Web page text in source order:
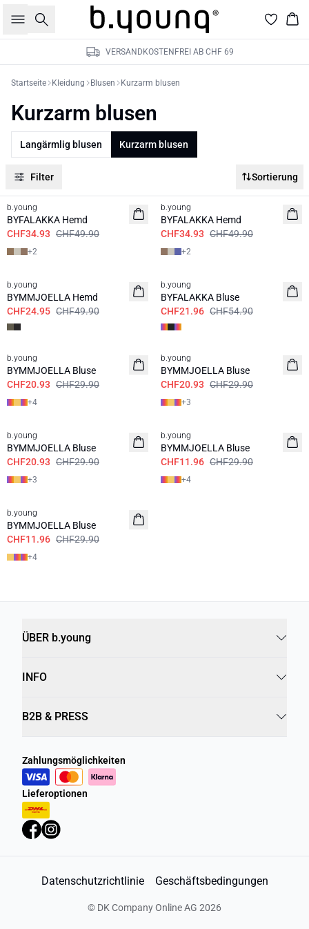
Suche
VERSANDKOSTENFREI AB CHF 69
Startseite Kleidung Blusen Kurzarm blusen
Kurzarm blusen
Langärmlig blusen Kurzarm blusen
Filter Sortierung
30%
b.young
BYFALAKKA Hemd
CHF34.93 CHF49.90
+2
b.young
BYFALAKKA Hemd
CHF34.93 CHF49.90
+2
b.young
BYMMJOELLA Hemd
CHF24.95 CHF49.90
b.young
BYFALAKKA Bluse
CHF21.96 CHF54.90
30%
b.young
BYMMJOELLA Bluse
CHF20.93 CHF29.90
+4
30%
b.young
BYMMJOELLA Bluse
CHF20.93 CHF29.90
+3
b.young
BYMMJOELLA Bluse
CHF20.93 CHF29.90
+3
b.young
BYMMJOELLA Bluse
CHF11.96 CHF29.90
+4
b.young
BYMMJOELLA Bluse
CHF11.96 CHF29.90
+4
ÜBER b.young
INFO
B2B & PRESS
Zahlungsmöglichkeiten
Lieferoptionen
Datenschutzrichtlinie Geschäftsbedingungen
© DK Company Online AG 2026